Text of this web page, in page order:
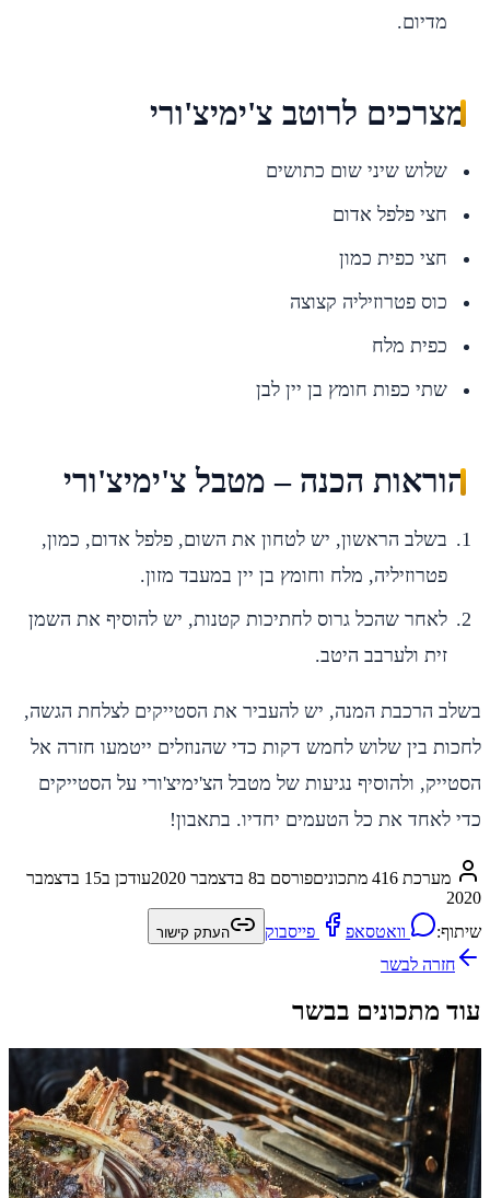
מדיום.
מצרכים לרוטב צ'ימיצ'ורי
שלוש שיני שום כתושים
חצי פלפל אדום
חצי כפית כמון
כוס פטרוזיליה קצוצה
כפית מלח
שתי כפות חומץ בן יין לבן
הוראות הכנה – מטבל צ'ימיצ'ורי
בשלב הראשון, יש לטחון את השום, פלפל אדום, כמון,
פטרוזיליה, מלח וחומץ בן יין במעבד מזון.
לאחר שהכל גרוס לחתיכות קטנות, יש להוסיף את השמן
זית ולערבב היטב.
בשלב הרכבת המנה, יש להעביר את הסטייקים לצלחת הגשה,
לחכות בין שלוש לחמש דקות כדי שהנוזלים ייטמעו חזרה אל
הסטייק, ולהוסיף נגיעות של מטבל הצ'ימיצ'ורי על הסטייקים
כדי לאחד את כל הטעמים יחדיו. בתאבון!
מערכת 416 מתכונים פורסם ב8 בדצמבר 2020 עודכן ב
15 בדצמבר
2020
שיתוף:
וואטסאפ פייסבוק העתק קישור
חזרה לבשר
עוד מתכונים בבשר